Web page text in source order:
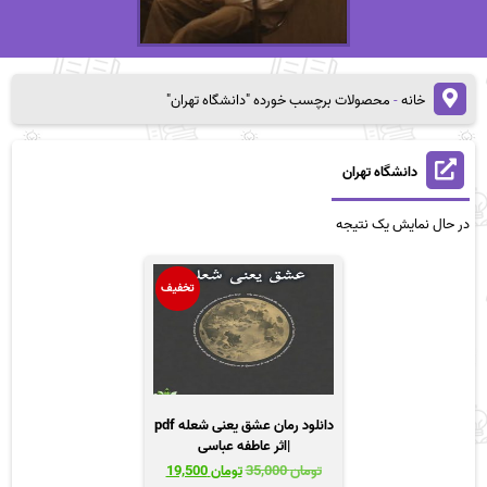
خانه-محصولات برچسب خورده "دانشگاه تهران"
دانشگاه تهران
در حال نمایش یک نتیجه
تخفیف
دانلود رمان عشق یعنی شعله pdf
|اثر عاطفه عباسی
تومان35,000
قیمت
تومان19,500